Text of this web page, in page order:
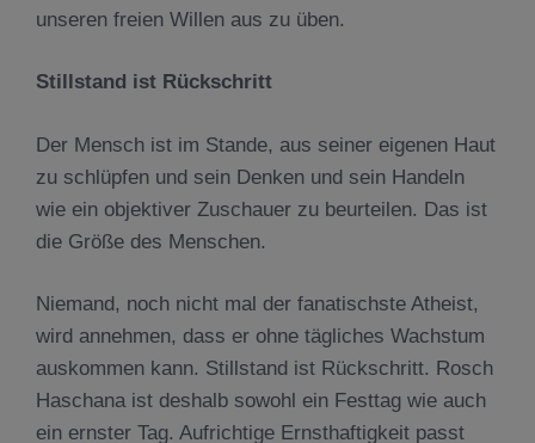
unseren freien Willen aus zu üben.
Stillstand ist Rückschritt
Der Mensch ist im Stande, aus seiner eigenen Haut
zu schlüpfen und sein Denken und sein Handeln
wie ein objektiver Zuschauer zu beurteilen. Das ist
die Größe des Menschen.
Niemand, noch nicht mal der fanatischste Atheist,
wird annehmen, dass er ohne tägliches Wachstum
auskommen kann. Stillstand ist Rückschritt. Rosch
Haschana ist deshalb sowohl ein Festtag wie auch
ein ernster Tag. Aufrichtige Ernsthaftigkeit passt